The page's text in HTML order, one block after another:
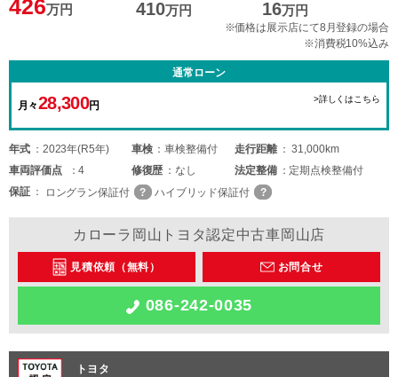
426万円 410万円 16万円
※価格は展示店にて8月登録の場合
※消費税10%込み
通常ローン
月々28,300円
>詳しくはこちら
年式 2023年(R5年) 車検 車検整備付 走行距離
31,000km
車両評価点 4 修復歴 なし 法定整備
定期点検整備付
保証
ロングラン保証付 ハイブリッド保証付
カローラ岡山トヨタ認定中古車岡山店
見積依頼（無料） お問合せ
086-242-0035
トヨタ